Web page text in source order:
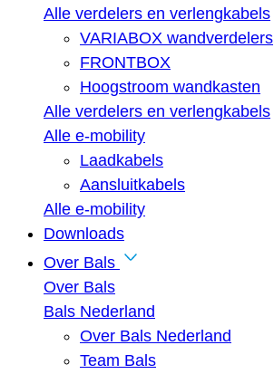
Alle verdelers en verlengkabels
VARIABOX wandverdelers
FRONTBOX
Hoogstroom wandkasten
Alle verdelers en verlengkabels
Alle e-mobility
Laadkabels
Aansluitkabels
Alle e-mobility
Downloads
Over Bals
Over Bals
Bals Nederland
Over Bals Nederland
Team Bals